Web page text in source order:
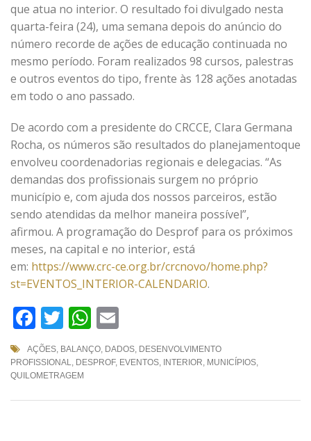
que atua no interior. O resultado foi divulgado nesta
quarta-feira (24), uma semana depois do anúncio do
número recorde de ações de educação continuada no
mesmo período. Foram realizados 98 cursos, palestras
e outros eventos do tipo, frente às 128 ações anotadas
em todo o ano passado.
De acordo com a presidente do CRCCE, Clara Germana
Rocha, os números são resultados do planejamentoque
envolveu coordenadorias regionais e delegacias. “As
demandas dos profissionais surgem no próprio
município e, com ajuda dos nossos parceiros, estão
sendo atendidas da melhor maneira possível”,
afirmou. A programação do Desprof para os próximos
meses, na capital e no interior, está
em: https://www.crc-ce.org.br/crcnovo/home.php?
st=EVENTOS_INTERIOR-CALENDARIO.
Facebook
TwitterWhatsApp
AÇÕES, BALANÇO, DADOS, DESENVOLVIMENTO
PROFISSIONAL, DESPROF, EVENTOS, INTERIOR, MUNICÍPIOS,
QUILOMETRAGEM